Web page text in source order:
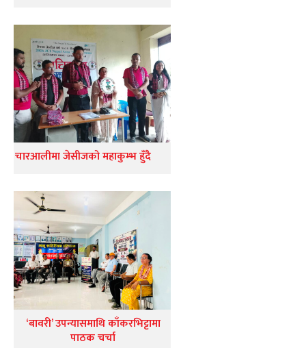
चारआलीमा जेसीजको महाकुम्भ हुँदै
‘बावरी’ उपन्यासमाथि काँकरभिट्टामा
पाठक चर्चा